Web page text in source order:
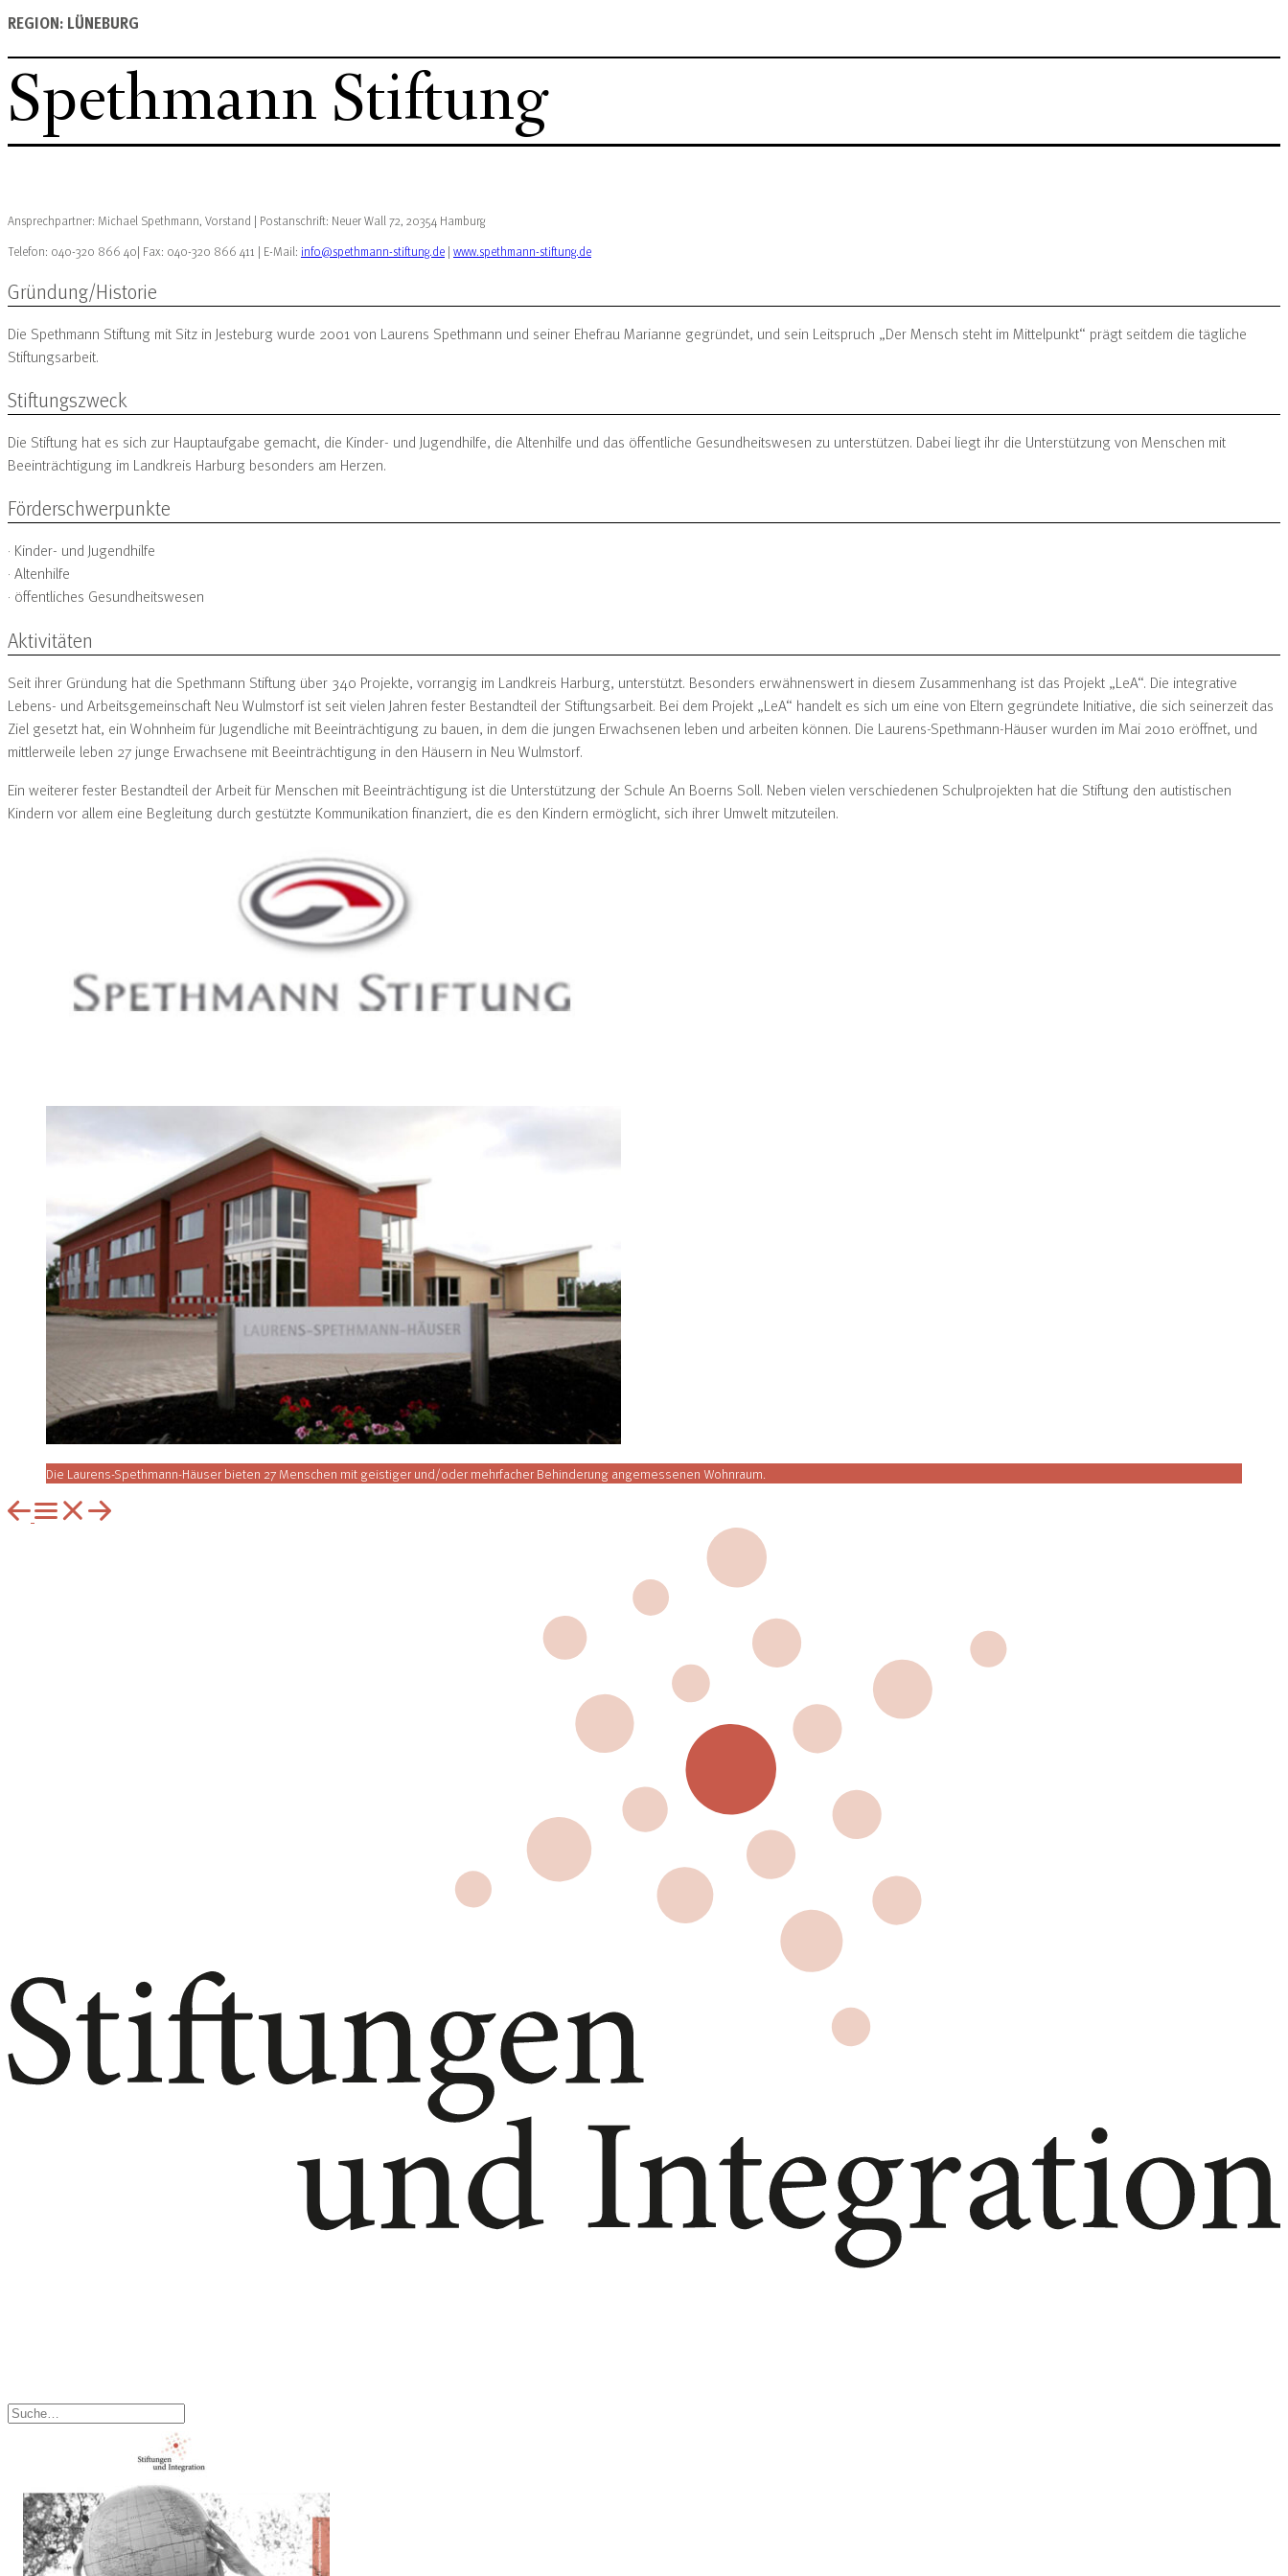
REGION: LÜNEBURG
Spethmann Stiftung
Ansprechpartner: Michael Spethmann, Vorstand | Postanschrift: Neuer Wall 72, 20354 Hamburg
Telefon: 040-320 866 40| Fax: 040-320 866 411 | E-Mail: info@spethmann-stiftung.de | www.spethmann-stiftung.de
Gründung/Historie
Die Spethmann Stiftung mit Sitz in Jesteburg wurde 2001 von Laurens Spethmann und seiner Ehefrau Marianne gegründet, und sein Leitspruch „Der Mensch steht im Mittelpunkt“ prägt seitdem die tägliche
Stiftungsarbeit.
Stiftungszweck
Die Stiftung hat es sich zur Hauptaufgabe gemacht, die Kinder- und Jugendhilfe, die Altenhilfe und das öffentliche Gesundheitswesen zu unterstützen. Dabei liegt ihr die Unterstützung von Menschen mit
Beeinträchtigung im Landkreis Harburg besonders am Herzen.
Förderschwerpunkte
· Kinder- und Jugendhilfe
· Altenhilfe
· öffentliches Gesundheitswesen
Aktivitäten
Seit ihrer Gründung hat die Spethmann Stiftung über 340 Projekte, vorrangig im Landkreis Harburg, unterstützt. Besonders erwähnenswert in diesem Zusammenhang ist das Projekt „LeA“. Die integrative
Lebens- und Arbeitsgemeinschaft Neu Wulmstorf ist seit vielen Jahren fester Bestandteil der Stiftungsarbeit. Bei dem Projekt „LeA“ handelt es sich um eine von Eltern gegründete Initiative, die sich seinerzeit das
Ziel gesetzt hat, ein Wohnheim für Jugendliche mit Beeinträchtigung zu bauen, in dem die jungen Erwachsenen leben und arbeiten können. Die Laurens-Spethmann-Häuser wurden im Mai 2010 eröffnet, und
mittlerweile leben 27 junge Erwachsene mit Beeinträchtigung in den Häusern in Neu Wulmstorf.
Ein weiterer fester Bestandteil der Arbeit für Menschen mit Beeinträchtigung ist die Unterstützung der Schule An Boerns Soll. Neben vielen verschiedenen Schulprojekten hat die Stiftung den autistischen
Kindern vor allem eine Begleitung durch gestützte Kommunikation finanziert, die es den Kindern ermöglicht, sich ihrer Umwelt mitzuteilen.
Die Laurens-Spethmann-Häuser bieten 27 Menschen mit geistiger und/oder mehrfacher Behinderung angemessenen Wohnraum.